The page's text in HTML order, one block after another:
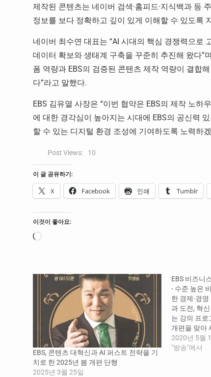
제작된 콘텐츠는 네이버 검색·홈피드·지식백과 등
정보를 보다 정확하고 깊이 있게 이해할 수 있도록
네이버 최수연 대표는 “AI 시대의 핵심 경쟁력으로
데이터 확보와 생태계 구축을 꾸준히 추진해 왔다”
폼 역량과 EBS의 검증된 콘텐츠 제작 역량이 결합
다”라고 말했다.
EBS 김유열 사장은 “이번 협약은 EBS의 제작 노하
에 대한 경각심이 높아지는 시대에 EBS의 공신력
할 수 있는 디지털 환경 조성에 기여하도록 노력하
Post Views: 10
이 글 공유하기:
X Facebook 인쇄 Tumblr
이것이 좋아요:
로
EBS, 콘텐츠 대혁신과 AI 퍼스트 전략을 기
치로 한 2025년 봄 개편 단행
2025년 3월 25일
EBS 비즈니
- 수준 높은
한 경제·경
과 도전, 혁
는 강의 프로
개편을 맞아
프로그램 를
1TV에서 첫
2020년 5월
"방송"에서